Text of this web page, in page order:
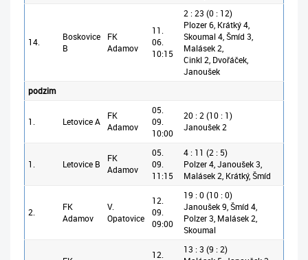
14.
Boskovice
B
FK
Adamov
11.
06.
10:15
2 : 23 (0 : 12)
Plozer 6, Krátký 4,
Skoumal 4, Šmíd 3,
Malásek 2,
Cinkl 2, Dvořáček,
Janoušek
podzim
1. Letovice A
FK
Adamov
05.
09.
10:00
20 : 2 (10 : 1)
Janoušek 2
1. Letovice B
FK
Adamov
05.
09.
11:15
4 : 11 (2 : 5)
Polzer 4, Janoušek 3,
Malásek 2, Krátký, Šmíd
2.
FK
Adamov
V.
Opatovice
12.
09.
09:00
19 : 0 (10 : 0)
Janoušek 9, Šmíd 4,
Polzer 3, Malásek 2,
Skoumal
12.
13 : 3 (9 : 2)